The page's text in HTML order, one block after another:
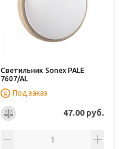
Светильник Sonex PALE
7607/AL
Под заказ
47.00 руб.